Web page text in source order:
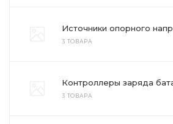
Источники опорного
3 ТОВАРА
Контроллеры заряда
3 ТОВАРА